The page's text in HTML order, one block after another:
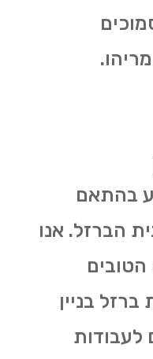
בהתאם
הברזל. אנו
בניין
לעבודות